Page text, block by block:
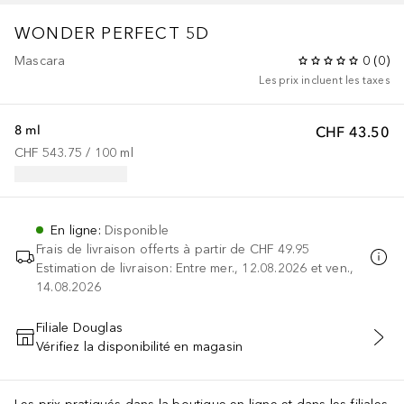
WONDER PERFECT 5D
Mascara 0 (0)
Les prix incluent les taxes
CHF 43.50
8 ml
CHF 543.75 / 100 ml
En ligne: Disponible
Frais de livraison offerts à partir de CHF 49.95
Estimation de livraison: Entre mer., 12.08.2026 et ven.,
14.08.2026
AJOUTER AU PANIER
Filiale Douglas
Vérifiez la disponibilité en magasin